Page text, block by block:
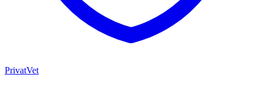
PrivatVet